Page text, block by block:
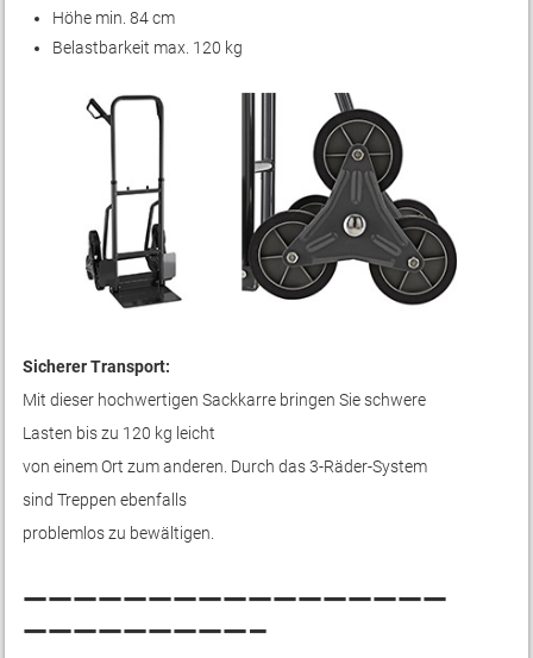
Höhe min. 84 cm
Belastbarkeit max. 120 kg
Sicherer Transport:
Mit dieser hochwertigen Sackkarre bringen Sie schwere
Lasten bis zu 120 kg leicht
von einem Ort zum anderen. Durch das 3-Räder-System
sind Treppen ebenfalls
problemlos zu bewältigen.
—————————————————
—————————–